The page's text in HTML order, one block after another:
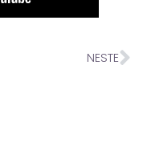
NESTE